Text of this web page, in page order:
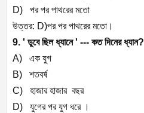
D) পর পর পাথরের মতো
উত্তর: D)পর পর পাথরের মতো।
9. ' ডুবে ছিল ধ্যানে ' --- কত দিনের ধ্যান?
A) এক যুগ
B) শতবর্ষ
C) হাজার হাজার বছর
D) যুগের পর যুগ ধরে ।